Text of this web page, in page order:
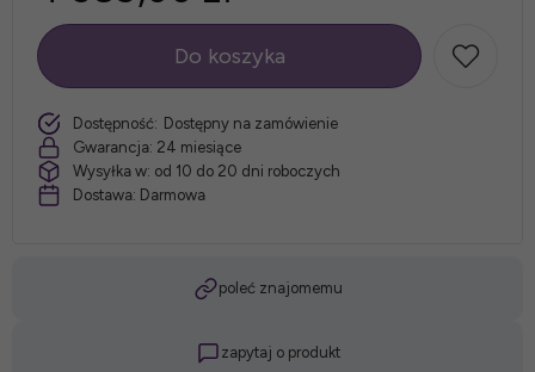
szt.
Do koszyka
Dostępność: Dostępny na zamówienie
Gwarancja: 24 miesiące
Wysyłka w: od 10 do 20 dni roboczych
Dostawa: Darmowa
poleć znajomemu
zapytaj o produkt